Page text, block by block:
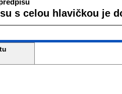
s celou hlavičkou je